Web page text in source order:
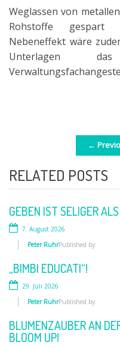
Weglassen von
Rohstoffe gespart
Nebeneffekt wäre
Unterlagen
Verwaltu
POST NAVIGATION
←
RELATED POSTS
GEBEN IST SELIGER
7. August 2026
Published by:
Peter Ruhr
„BIMBI EDUCATI“!
29. Juli 2026
Published by:
Peter Ruhr
BLUMENZAUBER AN
BLOOM UP!
WIRKLICH WICHTIG?
12. Juni 2026
Published by:
Peter Ruhr
SKANDAL!
2. Juni 2026
Published by:
Peter Ruhr
„MENSCH. TIER. WIR“
10. Mai 2026